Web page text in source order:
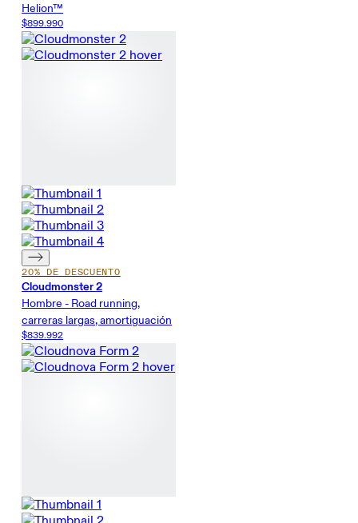
Helion™
$899.990
20% DE DESCUENTO
Cloudmonster 2
Hombre - Road running,
carreras largas, amortiguación
$839.992